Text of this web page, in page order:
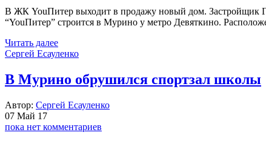
В ЖК YouПитер выходит в продажу новый дом. Застройщик
“YouПитер” строится в Мурино у метро Девяткино.
Читать далее
Сергей Есауленко
В Мурино обрушился спортзал школы
Автор: Сергей Есауленко
07 Май 17
пока нет комментариев